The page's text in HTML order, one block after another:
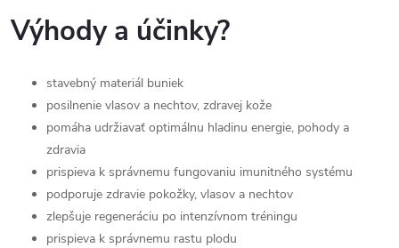
Výhody a účinky?
stavebný materiál buniek
posilnenie vlasov a nechtov, zdravej kože
pomáha udržiavať optimálnu hladinu energie, pohody a
zdravia
prispieva k správnemu fungovaniu imunitného systému
podporuje zdravie pokožky, vlasov a nechtov
zlepšuje regeneráciu po intenzívnom tréningu
prispieva k správnemu rastu plodu